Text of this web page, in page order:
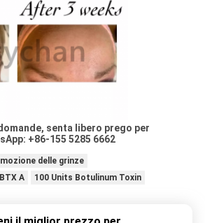
senta libero prego per
+86-155 5285 6662
delle grinze
A
100 Units Botulinum Toxin